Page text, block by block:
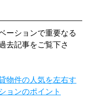
ーションで重要なる
去記事をご覧下さ
物件の人気を左右す
ョンのポイント